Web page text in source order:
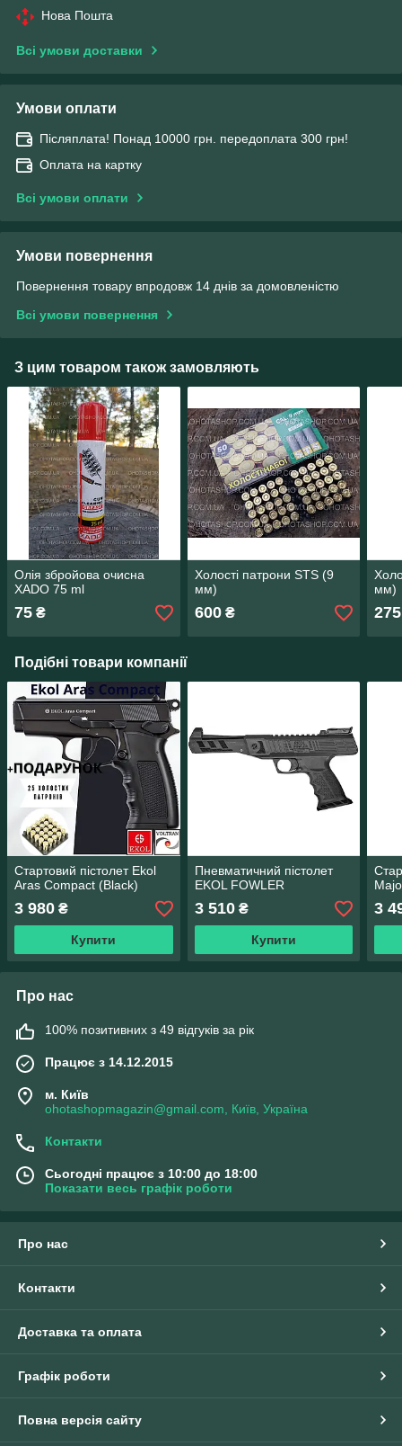
Нова Пошта
Всі умови доставки
Умови оплати
Післяплата! Понад 10000 грн. передоплата 300 грн!
Оплата на картку
Всі умови оплати
Умови повернення
Повернення товару впродовж 14 днів за домовленістю
Всі умови повернення
З цим товаром також замовляють
Олія збройова очисна
XADO 75 ml
75 ₴
Холості патрони STS (9
мм)
600₴
мм)
275
Подібні товари компанії
Стартовий пістолет Ekol
Aras Compact (Black)
3 980 ₴
Купити
Пневматичний пістолет
EKOL FOWLER
3 510₴
Купити
3
Про нас
100% позитивних з 49 відгуків за рік
Працює з 14.12.2015
м. Київ
ohotashopmagazin@gmail.com, Київ, Україна
Контакти
Сьогодні працює з 10:00 до 18:00
Показати весь графік роботи
Про нас
Контакти
Доставка та оплата
Графік роботи
Повна версія сайту